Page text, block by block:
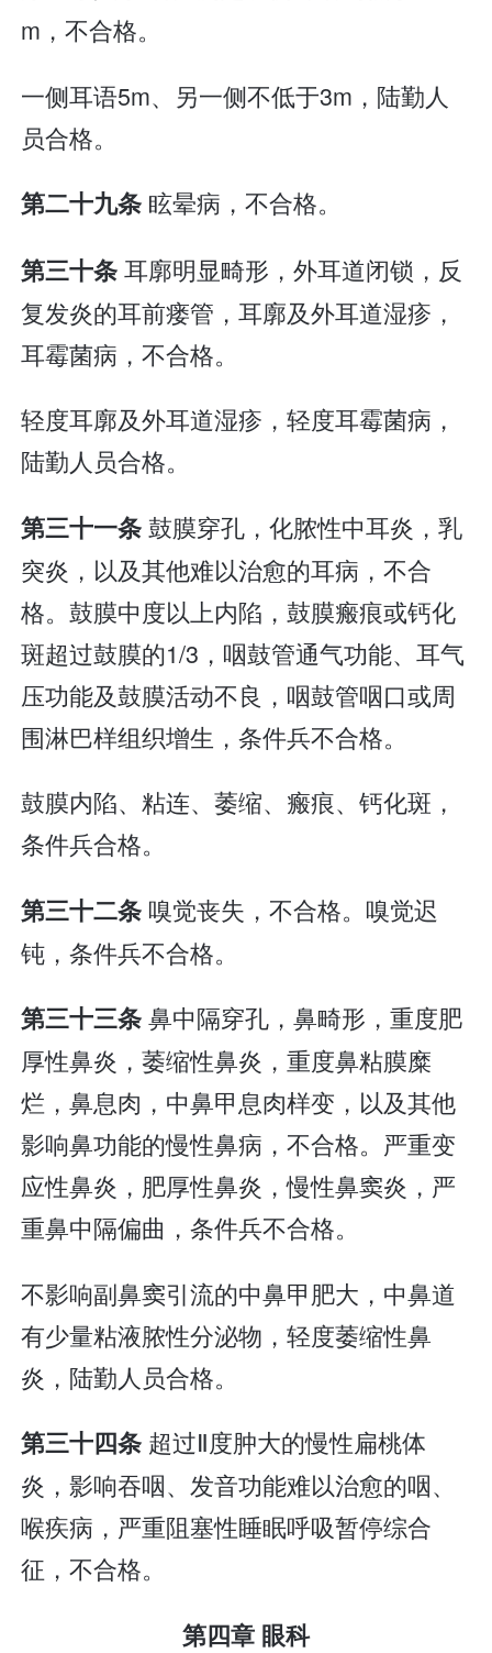
m，不合格。
一侧耳语5m、另一侧不低于3m，陆勤人
员合格。
第二十九条 眩晕病，不合格。
第三十条耳廓明显畸形，外耳道闭锁，反
复发炎的耳前瘘管，耳廓及外耳道湿疹，
耳霉菌病，不合格。
轻度耳廓及外耳道湿疹，轻度耳霉菌病，
陆勤人员合格。
第三十一条鼓膜穿孔，化脓性中耳炎，乳
突炎，以及其他难以治愈的耳病，不合
格。鼓膜中度以上内陷，鼓膜瘢痕或钙化
斑超过鼓膜的1/3，咽鼓管通气功能、耳气
压功能及鼓膜活动不良，咽鼓管咽口或周
围淋巴样组织增生，条件兵不合格。
鼓膜内陷、粘连、萎缩、瘢痕、钙化斑，
条件兵合格。
第三十二条 嗅觉丧失，不合格。嗅觉迟
钝，条件兵不合格。
第三十三条鼻中隔穿孔，鼻畸形，重度肥
厚性鼻炎，萎缩性鼻炎，重度鼻粘膜糜
烂，鼻息肉，中鼻甲息肉样变，以及其他
影响鼻功能的慢性鼻病，不合格。严重变
应性鼻炎，肥厚性鼻炎，慢性鼻窦炎，严
重鼻中隔偏曲，条件兵不合格。
不影响副鼻窦引流的中鼻甲肥大，中鼻道
有少量粘液脓性分泌物，轻度萎缩性鼻
炎，陆勤人员合格。
第三十四条 超过Ⅱ度肿大的慢性扁桃体
炎，影响吞咽、发音功能难以治愈的咽、
喉疾病，严重阻塞性睡眠呼吸暂停综合
征，不合格。
第四章 眼科